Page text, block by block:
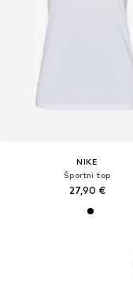
NIKE
Športni top
27,90 €